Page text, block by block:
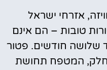
אזרחי ישראל
טובות – הם אינם
שלושה חודשים. פטור
חלק, המטפח תחושת